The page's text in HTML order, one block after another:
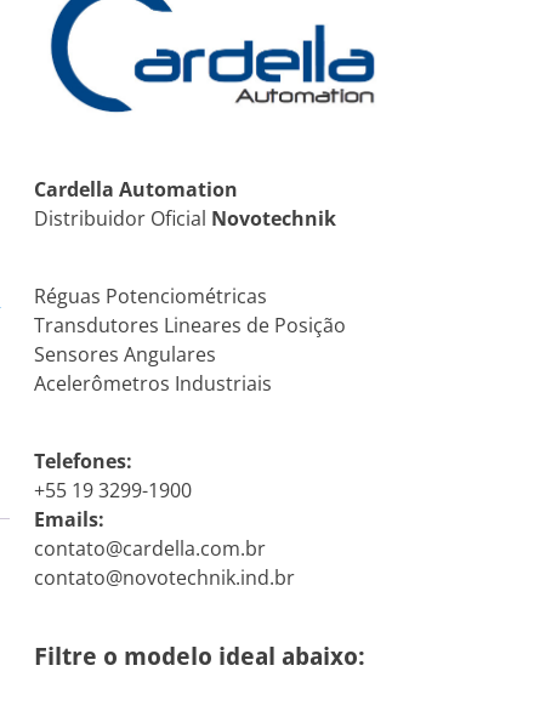
Cardella Automation
Distribuidor Oficial Novotechnik
Réguas Potenciométricas
Transdutores Lineares de Posição
Sensores Angulares
Acelerômetros Industriais
Telefones:
+55 19 3299-1900
Emails:
contato@cardella.com.br
contato@novotechnik.ind.br
Filtre o modelo ideal abaixo: